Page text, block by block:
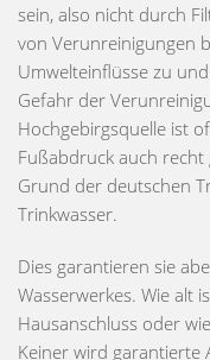
sein, also nicht durch
von Verunreinigungen
Umwelteinflüsse zu
Gefahr der
Hochgebirgsquelle ist
Fußabdruck auch
Grund der deutschen
Trinkwasser.
Dies garantieren sie
Wasserwerkes. Wie alt
Hausanschluss oder
Keiner wird garantierte